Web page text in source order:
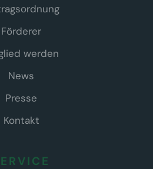
Förderer
werden
News
Presse
Kontakt